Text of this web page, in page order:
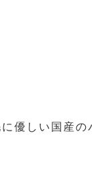
優しい国産